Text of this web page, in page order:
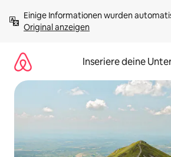
Inhalten
springenOriginal anzeigen
Inseriere deine